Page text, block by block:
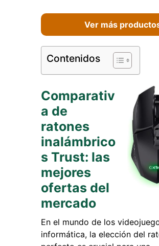
Ver más
Contenidos
Comparativ
a de
ratones
inalámbrico
s Trust: las
mejores
ofertas del
mercado
En el mundo de los
informática, la elección del